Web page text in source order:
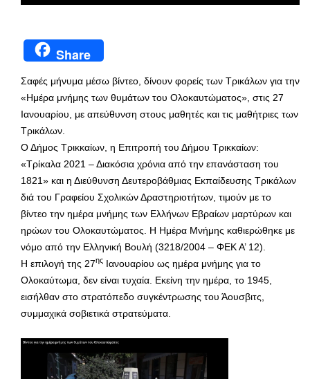
Share
Σαφές μήνυμα μέσω βίντεο, δίνουν φορείς των Τρικάλων για την
«Ημέρα μνήμης των θυμάτων του Ολοκαυτώματος», στις 27
Ιανουαρίου, με απεύθυνση στους μαθητές και τις μαθήτριες των
Τρικάλων.
Ο Δήμος Τρικκαίων, η Επιτροπή του Δήμου Τρικκαίων:
«Τρίκαλα 2021 – Διακόσια χρόνια από την επανάσταση του
1821» και η Διεύθυνση Δευτεροβάθμιας Εκπαίδευσης Τρικάλων
διά του Γραφείου Σχολικών Δραστηριοτήτων, τιμούν με το
βίντεο την ημέρα μνήμης των Ελλήνων Εβραίων μαρτύρων και
ηρώων του Ολοκαυτώματος. Η Ημέρα Μνήμης καθιερώθηκε με
νόμο από την Ελληνική Βουλή (3218/2004 – ΦΕΚ Α’ 12).
Η επιλογή της 27ης Ιανουαρίου ως ημέρα μνήμης για το
Ολοκαύτωμα, δεν είναι τυχαία. Εκείνη την ημέρα, το 1945,
εισήλθαν στο στρατόπεδο συγκέντρωσης του Άουσβιτς,
συμμαχικά σοβιετικά στρατεύματα.